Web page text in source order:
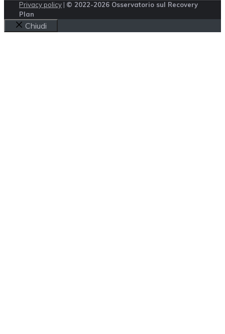
Privacy policy | © 2022-2026 Osservatorio sul Recovery
Plan
Chiudi